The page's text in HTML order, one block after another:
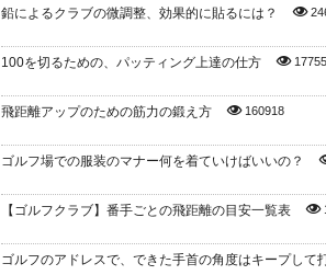
鉛によるクラブの微調整、効果的に貼るには？
100を切るための、パッティング上達の仕方
飛距離アップのための筋力の鍛え方 160918
ゴルフ場での服装のマナー何を着ていけばいいの？
【ゴルフクラブ】番手ごとの飛距離の目安一覧表
ゴルフのアドレスで、できた手首の角度はキープして